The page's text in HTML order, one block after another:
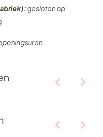
gesloten op